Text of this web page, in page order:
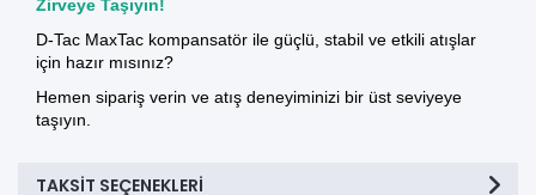
Zirveye Taşıyın!
D-Tac MaxTac kompansatör ile güçlü, stabil ve etkili atışlar
için hazır mısınız?
Hemen sipariş verin ve atış deneyiminizi bir üst seviyeye
taşıyın.
TAKSIT SEÇENEKLERI